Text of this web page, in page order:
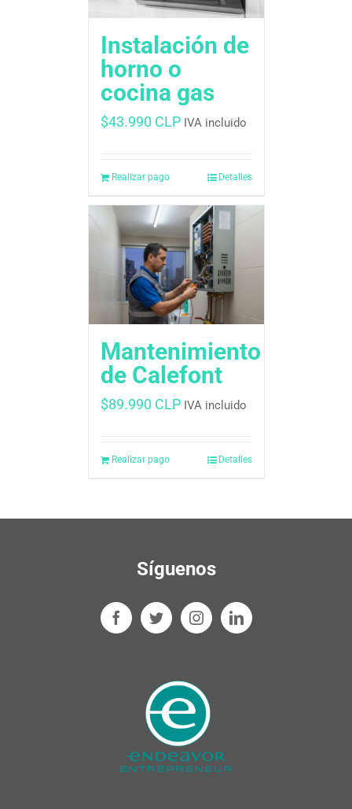
Instalación de
horno o
cocina gas
$43.990 CLP IVA incluido
Realizar pago Detalles
Mantenimiento
de Calefont
$89.990 CLP IVA incluido
Realizar pago Detalles
Síguenos